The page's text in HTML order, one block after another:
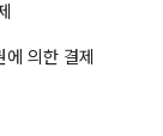
의한 결제